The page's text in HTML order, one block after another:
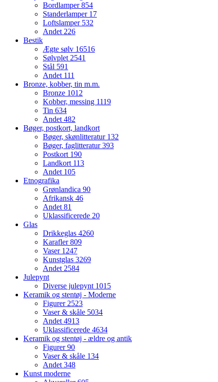
Bordlamper854
Standerlamper 17
Loftslamper 532
Andet 226
Bestik
Ægte sølv 16516
Sølvplet 2541
Stål 591
Andet 111
Bronze, kobber, tin m.m.
Bronze 1012
Kobber, messing 1119
Tin 634
Andet 482
Bøger, postkort, landkort
Bøger, skønlitteratur 132
Bøger, faglitteratur393
Postkort 190
Landkort 113
Andet 105
Etnografika
Grønlandica 90
Afrikansk 46
Andet 81
Uklassificerede 20
Glas
Drikkeglas 4260
Karafler809
Vaser 1247
Kunstglas 3269
Andet 2584
Julepynt
Diverse julepynt 1015
Keramik og stentøj - Moderne
Figurer 2523
Vaser & skåle 5034
Andet 4913
Uklassificerede 4634
Keramik og stentøj - ældre og antik
Figurer90
Vaser & skåle 134
Andet 348
Kunst moderne